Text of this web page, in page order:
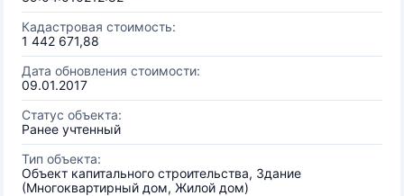
Кадастровая стоимость:
1 442 671,88
Дата обновления стоимости:
09.01.2017
Статус объекта:
Ранее учтенный
Тип объекта:
Объект капитального строительства, Здание
(Многоквартирный дом, Жилой дом)